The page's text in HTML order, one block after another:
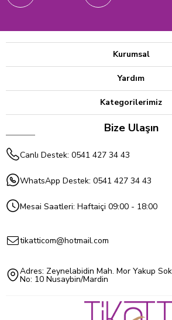
Kurumsal
Yardım
Kategorilerimiz
Bize Ulaşın
Canlı Destek: 0541 427 34 43
WhatsApp Destek: 0541 427 34 43
Mesai Saatleri: Haftaiçi 09:00 - 18:00
tikatticom@hotmail.com
Adres: Zeynelabidin Mah. Mor Yakup
No: 10 Nusaybin/Mardin